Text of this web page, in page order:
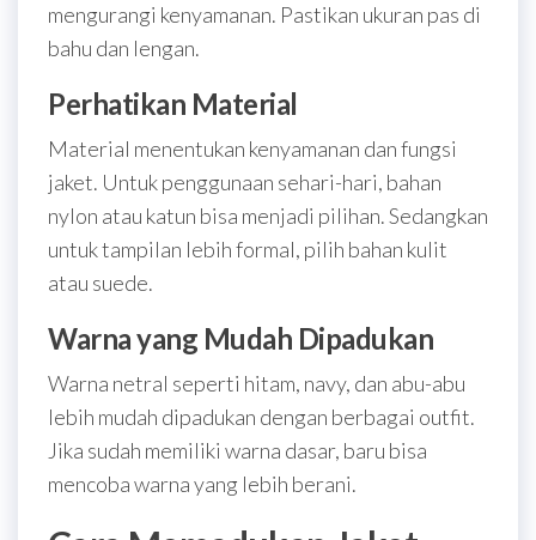
mengurangi kenyamanan. Pastikan ukuran pas di
bahu dan lengan.
Perhatikan Material
Material menentukan kenyamanan dan fungsi
jaket. Untuk penggunaan sehari-hari, bahan
nylon atau katun bisa menjadi pilihan. Sedangkan
untuk tampilan lebih formal, pilih bahan kulit
atau suede.
Warna yang Mudah Dipadukan
Warna netral seperti hitam, navy, dan abu-abu
lebih mudah dipadukan dengan berbagai outfit.
Jika sudah memiliki warna dasar, baru bisa
mencoba warna yang lebih berani.